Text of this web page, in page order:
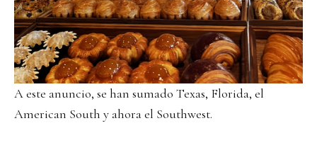
A este anuncio, se han sumado Texas, Florida, el
American South y ahora el Southwest.